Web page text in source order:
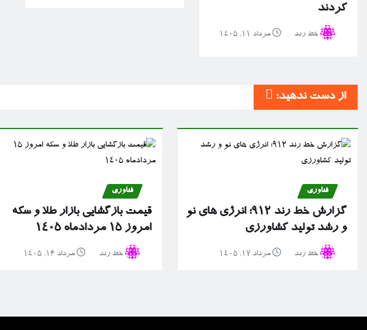
کردند
خط رند مرداد ۱۱, ۱۴۰۵
از دست ندهید:
فناوری
گزارش خط رند ۹۱۲؛ انرژی های نو
و رشد تولید کشاورزی
خط رند مرداد ۱۷, ۱۴۰۵
فناوری
قیمت بازگشایی بازار طلا و سکه
امروز ۱۵ مردادماه ۱۴۰۵
خط رند مرداد ۱۶, ۱۴۰۵